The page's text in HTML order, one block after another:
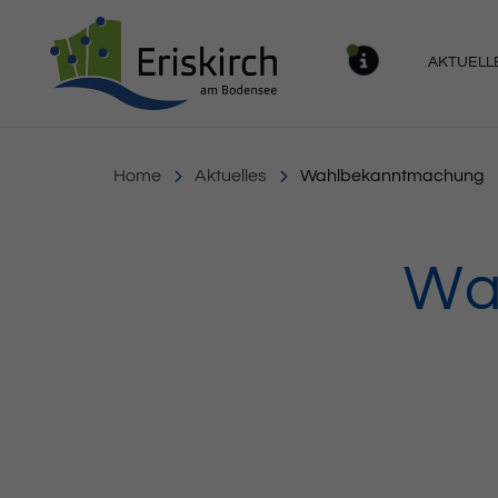
Home Aktuelles Wahlbekanntmachung